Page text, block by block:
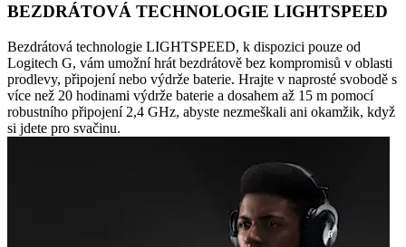
BEZDRÁTOVÁ TECHNOLOGIE LIGHTSPEED
Bezdrátová technologie LIGHTSPEED, k dispozici pouze od
Logitech G, vám umožní hrát bezdrátově bez kompromisů v oblasti
prodlevy, připojení nebo výdrže baterie. Hrajte v naprosté svobodě s
více než 20 hodinami výdrže baterie a dosahem až 15 m pomocí
robustního připojení 2,4 GHz, abyste nezmeškali ani okamžik, když
si jdete pro svačinu.